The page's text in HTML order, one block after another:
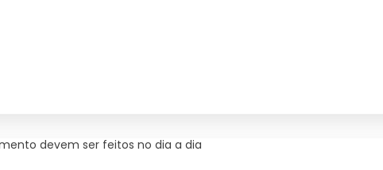
devem ser feitos no dia a dia